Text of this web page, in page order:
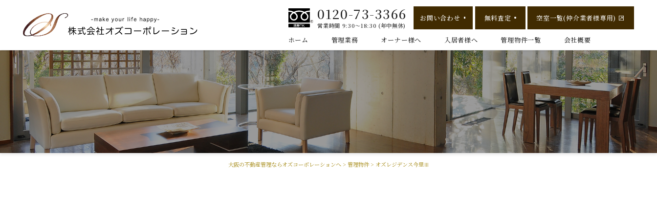
0120-73-3366
営業時間 9:30～18:30 (年中無休)
お問い合わせ 無料査定 空室一覧(仲介業者様専用)
ホーム 管理業務 オーナー様へ 入居者様へ 管理物件一覧 会社概要
大阪の不動産管理ならオズコーポレーションへ> 管理物件> オズレジデンス今里Ⅲ